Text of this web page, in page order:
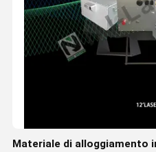
Materiale di alloggiamento